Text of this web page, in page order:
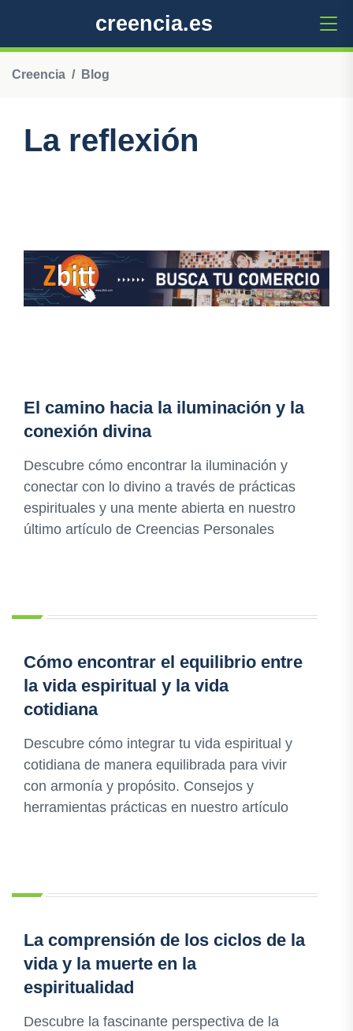
creencia.es
Creencia Blog
La reflexión
El camino hacia la iluminación y la
conexión divina
Descubre cómo encontrar la iluminación y
conectar con lo divino a través de prácticas
espirituales y una mente abierta en nuestro
último artículo de Creencias Personales
Cómo encontrar el equilibrio entre
la vida espiritual y la vida
cotidiana
Descubre cómo integrar tu vida espiritual y
cotidiana de manera equilibrada para vivir
con armonía y propósito. Consejos y
herramientas prácticas en nuestro artículo
La comprensión de los ciclos de la
vida y la muerte en la
espiritualidad
Descubre la fascinante perspectiva de la